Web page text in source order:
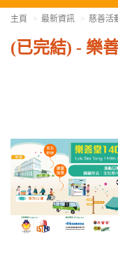
主頁 最新資訊 慈善活
(已完結) - 樂